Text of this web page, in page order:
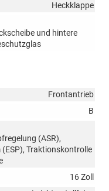
Heckklappe
und hintere
Frontantrieb
B
(ASR),
Traktionskontrolle
16 Zoll